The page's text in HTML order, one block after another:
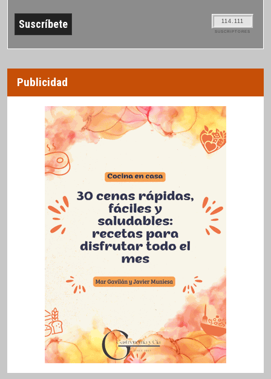
114.111
SUSCRIPTORES
Publicidad